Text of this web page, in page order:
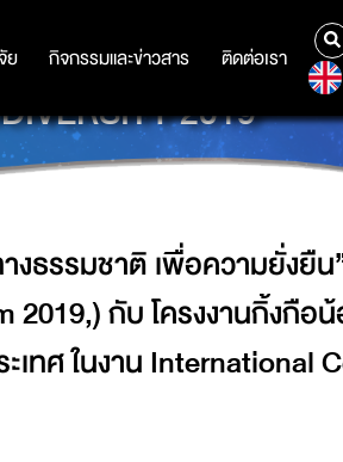
ย กิจกรรมและข่าวสาร ติดต่อเรา
ย กิจกรรมและข่าวสาร ติดต่อเรา
ชว์ระดับประเทศ ในง
2019
ธรรมชาติ เพื่อความยั่งยืน
2019,) กับ โครงงานกิ้งกื
เทศ ในงาน International